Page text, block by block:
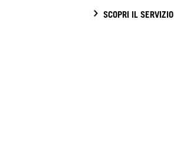
SCOPRI IL SERVIZIO